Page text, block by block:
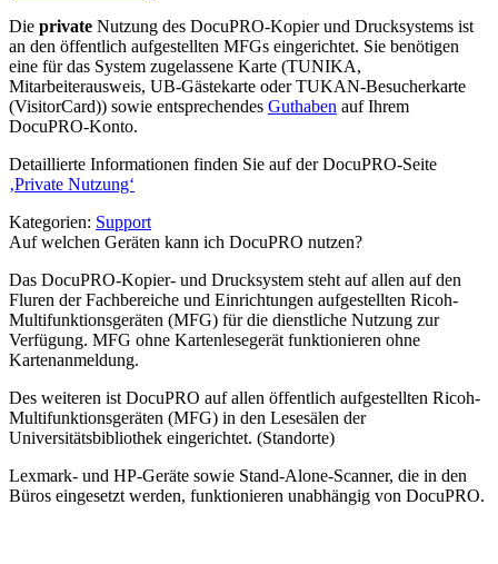
Die private Nutzung des DocuPRO-Kopier und Drucksystems ist
an den öffentlich aufgestellten MFGs eingerichtet. Sie benötigen
eine für das System zugelassene Karte (TUNIKA,
Mitarbeiterausweis, UB-Gästekarte oder TUKAN-Besucherkarte
(VisitorCard)) sowie entsprechendes Guthaben auf Ihrem
DocuPRO-Konto.
Detaillierte Informationen finden Sie auf der DocuPRO-Seite
‚Private Nutzung‘
Kategorien: Support
Auf welchen Geräten kann ich DocuPRO nutzen?
Das DocuPRO-Kopier- und Drucksystem steht auf allen auf den
Fluren der Fachbereiche und Einrichtungen aufgestellten Ricoh-
Multi­funktions­geräten (MFG) für die dienstliche Nutzung zur
Verfügung. MFG ohne Kartenlesegerät funktionieren ohne
Kartenanmeldung.
Des weiteren ist DocuPRO auf allen öffentlich aufgestellten Ricoh-
Multifunktionsgeräten (MFG) in den Lesesälen der
Universitätsbibliothek eingerichtet. (Standorte)
Lexmark- und HP-Geräte sowie Stand-Alone-Scanner, die in den
Büros eingesetzt werden, funktionieren unabhängig von DocuPRO.